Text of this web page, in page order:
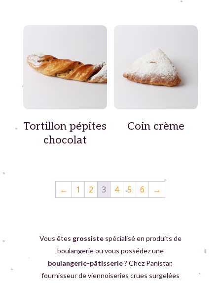
Tortillon pépites
chocolat
Coin crème
← 1 2 3 4 5 6 →
Vous êtes grossistespécialisé en produits de
boulangerie ou vous possédez une
boulangerie-pâtisserie? Chez Panistar,
fournisseur de viennoiseries crues surgelées